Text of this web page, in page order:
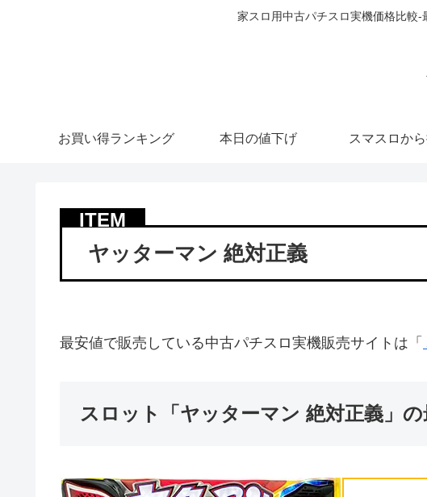
家スロ用中古パチスロ実機価格比較-
お買い得ランキング 本日の値下げ スマスロか
ヤッターマン 絶対正義
最安値で販売している中古パチスロ実機販売サイトは「
スロット「ヤッターマン 絶対正義」